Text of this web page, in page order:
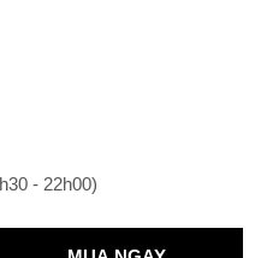
- 22h00)